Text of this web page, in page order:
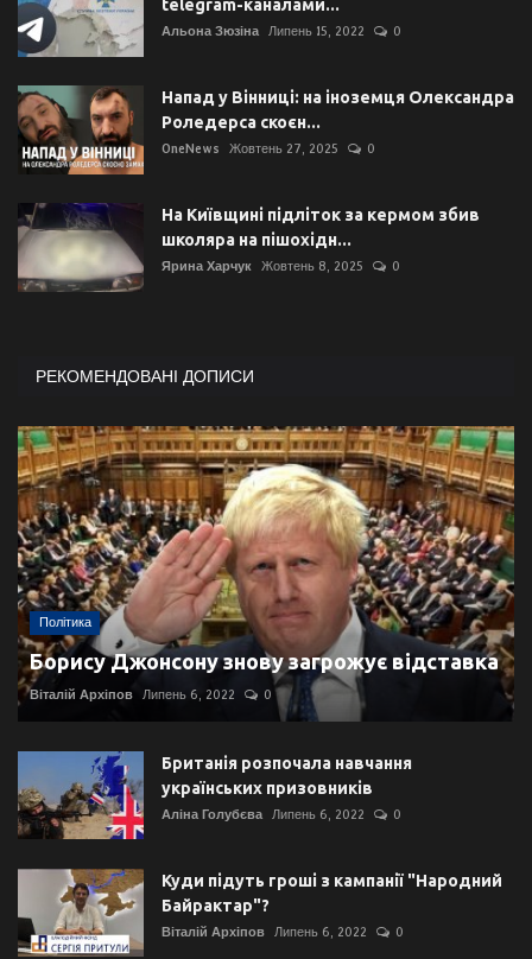
telegram-каналами...
Альона Зюзіна Липень 15, 2022 0
Напад у Вінниці: на іноземця Олександра
Роледерса скоєн...
OneNews Жовтень 27, 2025 0
На Київщині підліток за кермом збив
школяра на пішохідн...
Ярина Харчук Жовтень 8, 2025 0
РЕКОМЕНДОВАНІ ДОПИСИ
Політика
Борису Джонсону знову загрожує відставка
Віталій Архіпов Липень 6, 2022 0
Британія розпочала навчання
українських призовників
Аліна Голубєва Липень 6, 2022 0
Куди підуть гроші з кампанії "Народний
Байрактар"?
Віталій Архіпов Липень 6, 2022 0